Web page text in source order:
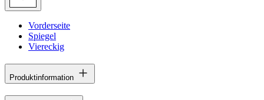
Vorderseite
Spiegel
Viereckig
Produktinformation